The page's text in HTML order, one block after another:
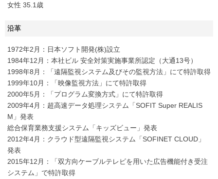
女性 35.1歳
沿革
1972年2月：日本ソフト開発(株)設立
1984年12月：本社ビル 安全対策実施事業所認定（大通13号）
1998年8月：「遠隔監視システム及びその監視方法」にて特許取得
1999年10月：「映像監視方法」にて特許取得
2000年5月：「プログラム変換方式」にて特許取得
2009年4月：超高速データ処理システム「SOFIT Super REALIS
M」発表
総合保育業務支援システム「キッズビュー」発表
2012年4月：クラウド型遠隔監視システム「SOFINET CLOUD」
発表
2015年12月：「双方向ケーブルテレビを用いた広告機能付き受注
システム」で特許取得